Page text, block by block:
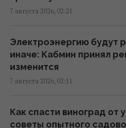
оценили эффективность
Женщины с дипломами
успешных мужчин без
7 августа 2026, 02:21
Электроэнергию будут
иначе: Кабмин принял
изменится
7 августа 2026, 02:11
Как спасти виноград от
советы опытного